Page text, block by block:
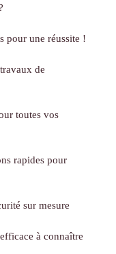
pour une réussite !
de
toutes vos
rapides pour
sur mesure
à connaître